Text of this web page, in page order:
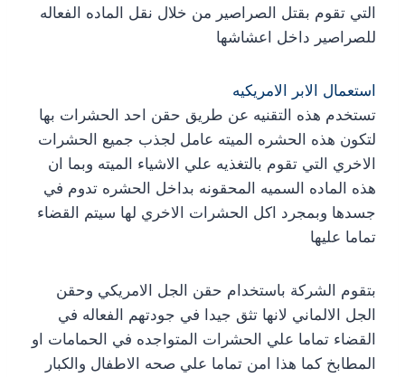
التي تقوم بقتل الصراصير من خلال نقل الماده الفعاله
للصراصير داخل اعشاشها
استعمال الابر الامريكيه
تستخدم هذه التقنيه عن طريق حقن احد الحشرات بها
لتكون هذه الحشره الميته عامل لجذب جميع الحشرات
الاخري التي تقوم بالتغذيه علي الاشياء الميته وبما ان
هذه الماده السميه المحقونه بداخل الحشره تدوم في
جسدها وبمجرد اكل الحشرات الاخري لها سيتم القضاء
تماما عليها
بتقوم الشركة باستخدام حقن الجل الامريكي وحقن
الجل الالماني لانها تثق جيدا في جودتهم الفعاله في
القضاء تماما علي الحشرات المتواجده في الحمامات او
المطابخ كما هذا امن تماما علي صحه الاطفال والكبار